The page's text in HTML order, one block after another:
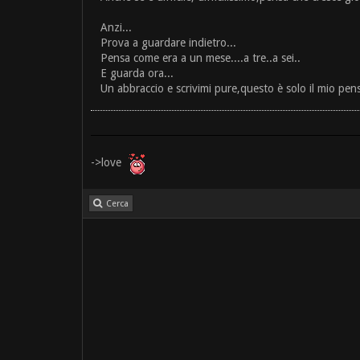
Anzi...
Prova a guardare indietro...
Pensa come era a un mese....a tre..a sei..
E guarda ora...
Un abbraccio e scrivimi pure,questo è solo il mio
->love
Cerca